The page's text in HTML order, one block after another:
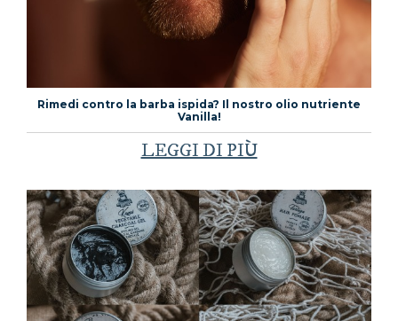
Rimedi contro la barba ispida? Il nostro olio nutriente
Vanilla!
LEGGI DI PIÙ